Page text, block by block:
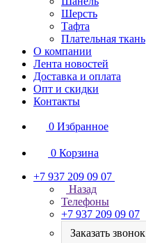
Шерсть
Тафта
Плательная ткань
О компании
Лента новостей
Доставка и оплата
Опт и скидки
Контакты
0 Избранное
0 Корзина
+7 937 209 09 07
Назад
Телефоны
+7 937 209 09 07
Заказать звонок